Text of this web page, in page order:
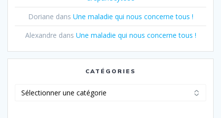
Doriane dans Une maladie qui nous concerne tous !
Alexandre dans Une maladie qui nous concerne tous !
CATÉGORIES